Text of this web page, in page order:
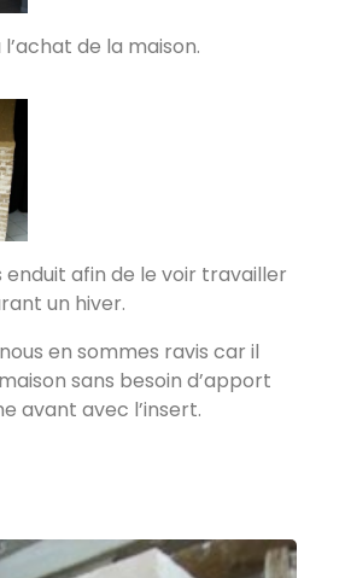
L sans enduit
de-Chevelu 73170
L
la-Clastre 26400
vers le bas
30570
de la maison.
enduit afin de le voir travailler
un hiver.
en sommes ravis car il
sans besoin d’apport
avant avec l’insert.